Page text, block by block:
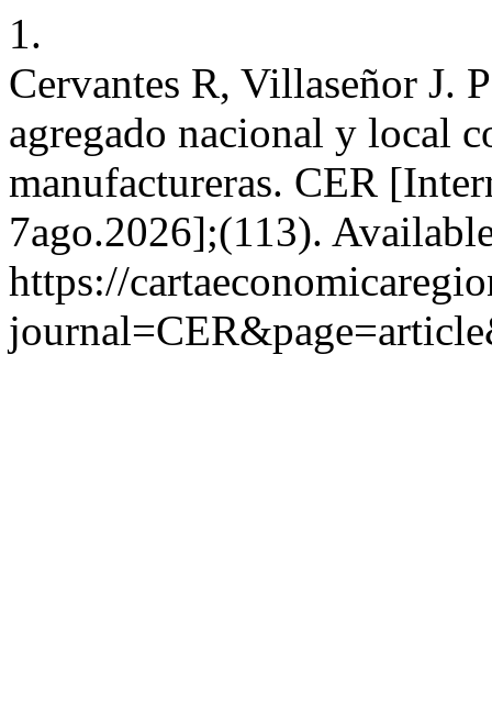
1.
Cervantes R, Villaseñor J.
agregado nacional y local
manufactureras. CER
7ago.2026];(113).
https://